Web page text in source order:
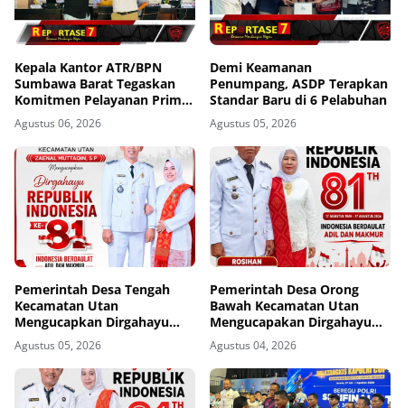
Kepala Kantor ATR/BPN
Sumbawa Barat Tegaskan
Komitmen Pelayanan Prima
dan Buka Pintu Pengaduan
Masyarakat
Agustus 06, 2026
Demi Keamanan
Penumpang, ASDP Terapkan
Standar Baru di 6 Pelabuhan
Agustus 05, 2026
Pemerintah Desa Tengah
Kecamatan Utan
Mengucapkan Dirgahayu
Republik Indonesia ke-81
Agustus 05, 2026
Pemerintah Desa Orong
Bawah Kecamatan Utan
Mengucapakan Dirgahayu
Republik Indonesia ke-81
Agustus 04, 2026